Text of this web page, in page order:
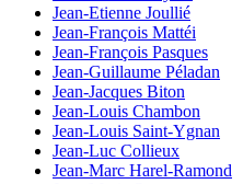
Jean-Etienne Joullié
Jean-François Mattéi
Jean-François Pasques
Jean-Guillaume Péladan
Jean-Jacques Biton
Jean-Louis Chambon
Jean-Louis Saint-Ygnan
Jean-Luc Collieux
Jean-Marc Harel-Ramond